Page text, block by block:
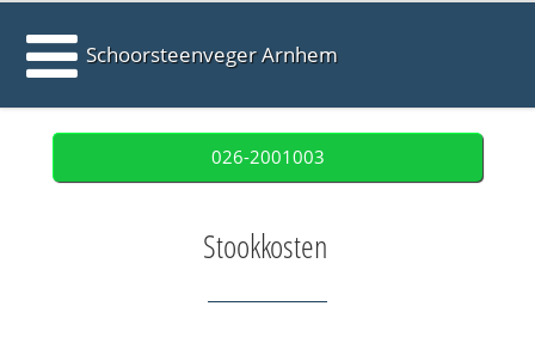
Schoorsteenveger Arnhem
026-2001003
Stookkosten